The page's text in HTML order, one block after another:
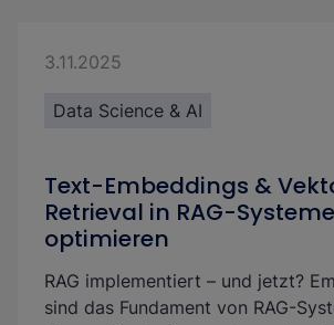
3.11.2025
Data Science & AI
Text-Embeddings &
Retrieval in RAG-
optimieren
RAG implementiert – und jetzt?
sind das Fundament von RAG-